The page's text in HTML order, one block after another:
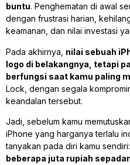
buntu. Penghematan di awal
dengan frustrasi harian,
keamanan, dan nilai investasi
Pada akhirnya, nilai sebuah
logo di belakangnya, tetapi
berfungsi saat kamu paling
Lock, dengan segala
keandalan tersebut.
Jadi, sebelum kamu
iPhone yang harganya terlalu
tanyakan pada diri kamu sendiri:
beberapa juta rupiah